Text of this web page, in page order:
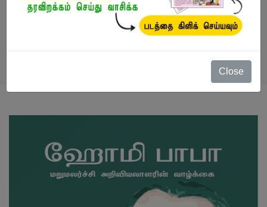
Close
நூல்கள் / மொழிபெயர்ப்பு தன்வரலாறு / வாழ்க்கை
ஹோமி பாபா